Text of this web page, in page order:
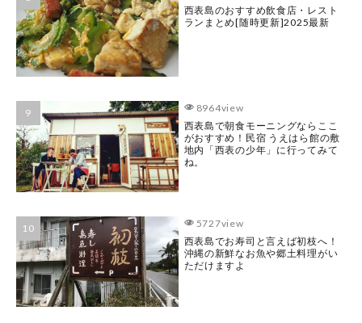
西表島のおすすめ飲食店・レスト
ランまとめ[随時更新]2025最新
8964view
西表島で朝食モーニングならここ
がおすすめ！民宿 うえはら館の敷
地内「西表の少年」に行ってみて
ね。
5727view
西表島でお寿司と言えば初枝へ！
沖縄の新鮮なお魚や郷土料理がい
ただけますよ